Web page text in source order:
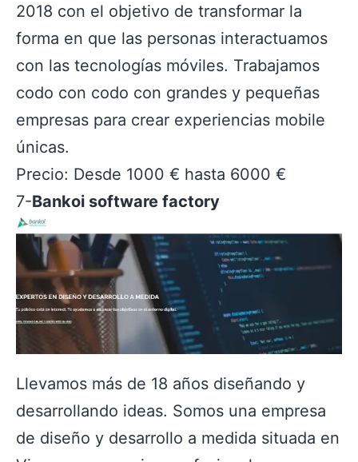
2018 con el objetivo de transformar la
forma en que las personas interactuamos
con las tecnologías móviles. Trabajamos
codo con codo con grandes y pequeñas
empresas para crear experiencias mobile
únicas.
Precio: Desde 1000 € hasta 6000 €
7-Bankoi software factory
Llevamos más de 18 años diseñando y
desarrollando ideas. Somos una empresa
de diseño y desarrollo a medida situada en